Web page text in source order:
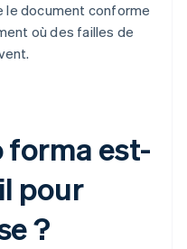
le document conforme
où des failles de
forma est-
pour
?